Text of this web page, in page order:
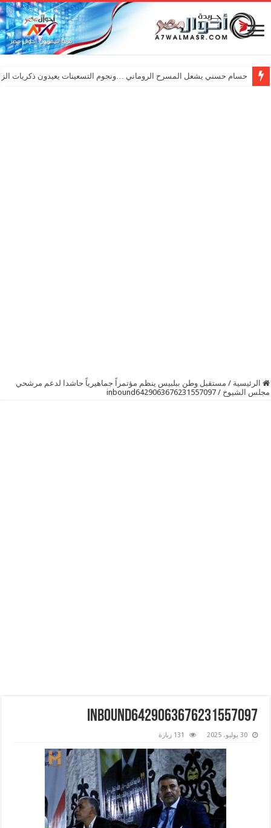
حسام حسني يشعل المسرح الروماني …ونجوم التسعينات يعيدون ذكريات
الرئيسية / مستقبل وطن ببلبيس ينظم مؤتمراً جماهيرياً حاشدا لدعم مرشحي
مجلس الشيوخ /
inbound6429063676231557097
inbound6429063676231557097
30 يوليو، 2025 131 زيارة